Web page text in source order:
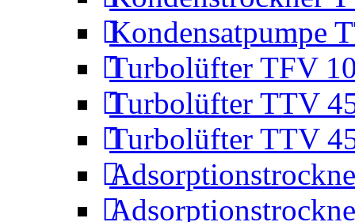
Kondensatpumpe
Turbolüfter TFV
Turbolüfter TTV
Turbolüfter TTV